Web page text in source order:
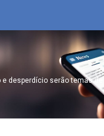
e desperdício serão temas de